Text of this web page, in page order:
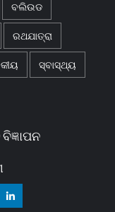
ବଲିଉଡ
ରଥଯାତ୍ରା
ସ୍ବାସ୍ଥ୍ୟ
Linkedin